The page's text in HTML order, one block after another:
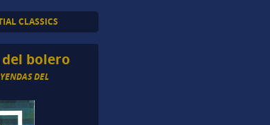
CLASSICS
del bolero
DEL